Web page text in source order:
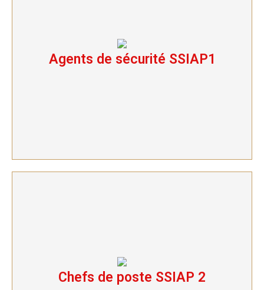
Agents de sécurité SSIAP1
Agents de sécurité SSIAP1
Chefs de poste SSIAP 2
Chefs de poste SSIAP 2